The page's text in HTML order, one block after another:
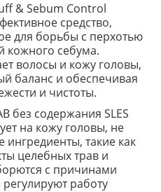
& Sebum Control
средство,
для борьбы с перхотью
кожного себума.
волосы и кожу головы,
баланс и обеспечивая
и чистоты.
без содержания SLES
на кожу головы, не
такие как
целебных трав и
с причинами
работу